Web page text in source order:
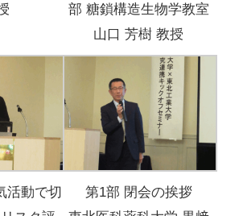
部 糖鎖構造生物学教室
山口 芳樹 教授
活動で切
第1部 閉会の挨拶